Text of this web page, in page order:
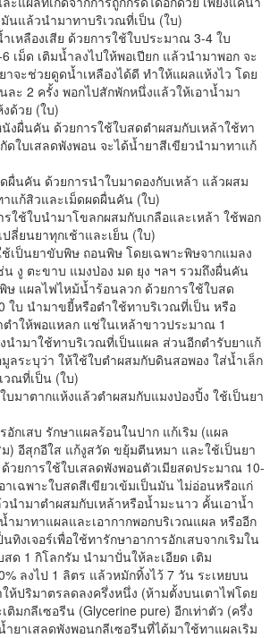
นแล้วนำมาทาบริเวณที่เป็น (ใบ)
เหลืองเสีย ด้วยการใช้ใบประมาณ 3-4 ใบ
เม็ด เติมน้ำลงไปให้พอเปียก แล้วนำมาพอก จะ
าจะช่วยดูดน้ำเหลืองได้ดี ทำให้แผลแห้งไว โดย
ละ 2 ครั้ง พอกไปสักพักหนึ่งแล้วให้เอาน้ำมา
ด้วย (ใบ)
งผื่นคัน ด้วยการใช้ใบสดตำผสมกับเหล้าใช้ทา
ดใบเสลดพังพอน จะได้น้ำยาสีเขียวนำมาทาแก้
ผื่นคัน ด้วยการนำใบมาดองกับเหล้า แล้วผสม
แก้สิวและเม็ดผดผื่นคัน (ใบ)
รใช้ใบนำมาโขลกผสมกับเกลือและเหล้า ใช้พอก
ลี่ยนยาทุกเช้าและเย็น (ใบ)
เป็นยาขับพิษ ถอนพิษ โดยเฉพาะพิษจากแมลง
น งู ตะขาบ แมงป่อง มด ยุง ฯลฯ รวมถึงผื่นคัน
ษ แผลไฟไหม้น้ำร้อนลวก ด้วยการใช้ใบสด
ใบ นำมาขยี้หรือตำใช้ทาบริเวณที่เป็น หรือ
ำให้พอแหลก แช่ในเหล้าขาวประมาณ 1
นำมาใช้ทาบริเวณที่เป็นแผล ส่วนอีกตำรับยาแก้
ลระบุว่า ให้ใช้ใบตำผสมกับดินสอพอง ใส่น้ำเล็ก
วณที่เป็น (ใบ)
บมาตากแห้งแล้วตำผสมกับแมงป่องปิ้ง ใช้เป็นยา
อักเสบ รักษาแผลร้อนในปาก แก้เริม (แผล
) อีสุกอีใส แก้งูสวัด ขยุ้มตีนหมา และใช้เป็นยา
วยการใช้ใบเสลดพังพอนตัวเมียสดประมาณ 10-
าเฉพาะใบสดสีเขียวเข้มเป็นมัน ไม่อ่อนหรือแก่
นำมาตำผสมกับเหล้าหรือน้ำมะนาว คั้นเอาน้ำ
ำมาทาแผลและเอากากพอกบริเวณแผล หรืออีก
ทิงเจอร์เพื่อใช้ทารักษาอาการอักเสบจากเริมใน
ด 1 กิโลกรัม นำมาปั่นให้ละเอียด เติม
ลงไป 1 ลิตร แล้วหมักทิ้งไว้ 7 วัน ระเหยบน
ให้ปริมาตรลดลงครึ่งหนึ่ง (ห้ามตั้งบนเตาไฟโดย
ติมกลีเซอรีน (Glycerine pure) อีกเท่าตัว (ครึ่ง
ยาเสลดพังพอนกลีเซอรีนที่ได้มาใช้ทาแผลเริม